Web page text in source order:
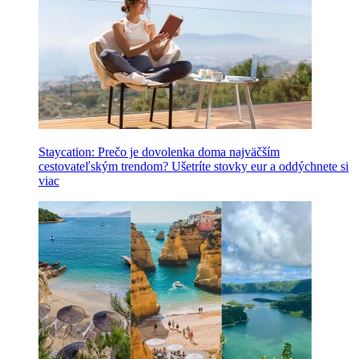
Staycation: Prečo je dovolenka doma najväčším
cestovateľským trendom? Ušetríte stovky eur a oddýchnete si
viac